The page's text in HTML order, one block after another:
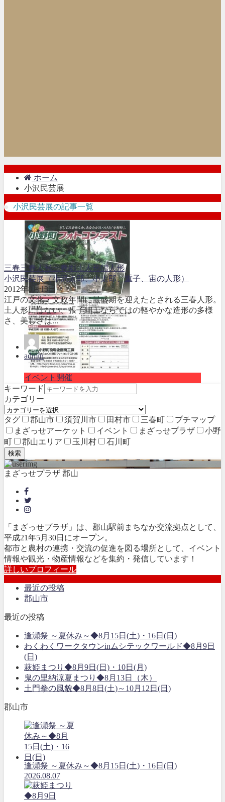
ホーム
小沢民芸展
小沢民芸展の記事一覧
イベント開催
三春三春人形三春郷土人形館人形
小沢民芸展（小沢太郎、小太郎、重子、宙の人形）
2012年8月13日
江戸の文化・文政年間に最盛期を迎えたとされる三春人形。
土人形にはない、張子細工ならではの軽やかな造形の多様
さ、美しさは...
admin
キーワード
カテゴリー
タグ 郡山市 須賀川市 田村市 三春町
プチマップ
まざっせアーケット
イベント まざっせプラザ
小野
町
郡山エリア 玉川村 石川町
検索
まざっせプラザ 郡山
「まざっせプラザ」は、郡山駅前まちなか交流拠点として、
平成21年5月30日にオープン。
都市と農村の連携・交流の促進を図る場所として、イベント
情報や観光・物産情報などを集約・発信しています！
詳しいプロフィール
最近の投稿
郡山市
最近の投稿
逢瀬祭 ～夏休み～◆8月15日(土)・16日(日)
わくわくワークタウンinムシテックワールド◆8月9日
(日)
萩姫まつり◆8月9日(日)・10日(月)
鬼の里納涼夏まつり◆8月13日（木）
土門拳の風貌◆8月8日(土)～10月12日(日)
郡山市
逢瀬祭 ～夏休み～◆8月15日(土)・16日(日)
2026.08.07